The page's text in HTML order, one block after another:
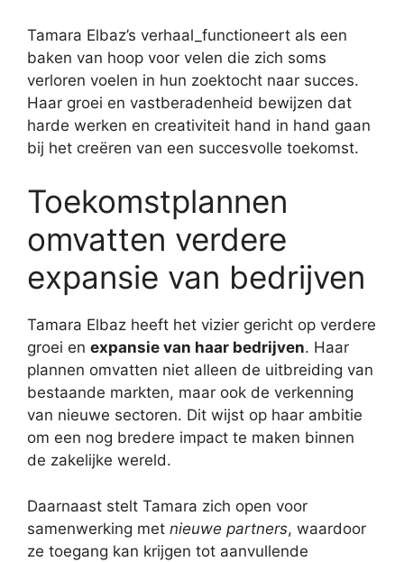
Tamara Elbaz’s verhaal_functioneert als een
baken van hoop voor velen die zich soms
verloren voelen in hun zoektocht naar succes.
Haar groei en vastberadenheid bewijzen dat
harde werken en creativiteit hand in hand gaan
bij het creëren van een succesvolle toekomst.
Toekomstplannen
omvatten verdere
expansie van bedrijven
Tamara Elbaz heeft het vizier gericht op verdere
groei en expansie van haar bedrijven. Haar
plannen omvatten niet alleen de uitbreiding van
bestaande markten, maar ook de verkenning
van nieuwe sectoren. Dit wijst op haar ambitie
om een nog bredere impact te maken binnen
de zakelijke wereld.
Daarnaast stelt Tamara zich open voor
samenwerking met nieuwe partners, waardoor
ze toegang kan krijgen tot aanvullende